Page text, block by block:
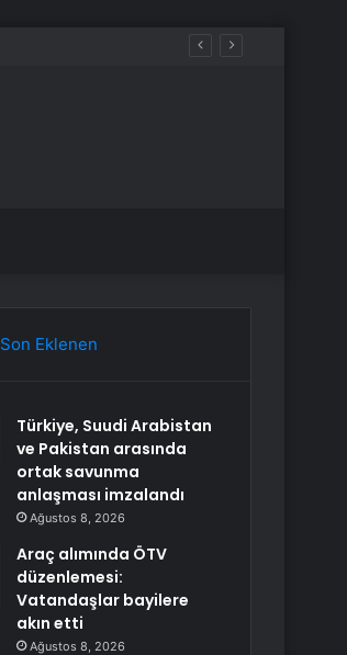
Son Eklenen
Türkiye, Suudi Arabistan
ve Pakistan arasında
ortak savunma
anlaşması imzalandı
Ağustos 8, 2026
Araç alımında ÖTV
düzenlemesi:
Vatandaşlar bayilere
akın etti
Ağustos 8, 2026